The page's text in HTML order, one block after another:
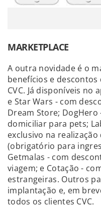
MARKETPLACE
A outra novidade é o
benefícios e
CVC. Já disponíveis no
e Star Wars - com
Dream Store;
domiciliar para pets;
exclusivo na realização
(obrigatório para
Getmalas - com
viagem; e Cotação -
estrangeiras. Outros
implantação e, em
todos os clientes CVC.